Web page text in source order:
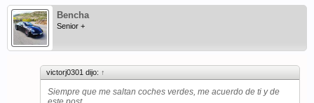
Bencha
Senior +
victorj0301 dijo: ↑
Siempre que me saltan coches verdes, me acuerdo de ti y de